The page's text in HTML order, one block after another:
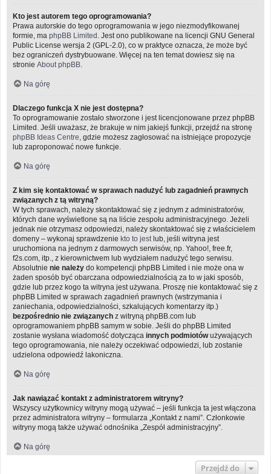
Kto jest autorem tego oprogramowania?
Prawa autorskie do tego oprogramowania w jego niezmodyfikowanej
formie, ma phpBB Limited . Jest ono publikowane na licencji GNU General
Public License wersja 2 (GPL-2.0), co w praktyce oznacza, że może być
bez ograniczeń dystrybuowane. Więcej na ten temat dowiesz się na
stronie About phpBB
Na górę
Dlaczego funkcja X nie jest dostępna?
To oprogramowanie zostało stworzone i jest licencjonowane przez phpBB
Limited. Jeśli uważasz, że brakuje w nim jakiejś funkcji, przejdź na stronę
phpBB Ideas Centre , gdzie możesz zagłosować na istniejące propozycje
lub zaproponować nowe funkcje.
Na górę
Z kim się kontaktować w sprawach nadużyć lub zagadnień prawnych
związanych z tą witryną?
W tych sprawach, należy skontaktować się z jednym z administratorów,
których dane wyświetlone są na liście zespołu administracyjnego. Jeżeli
jednak nie otrzymasz odpowiedzi, należy skontaktować się z właścicielem
domeny – wykonaj sprawdzenie kto to jest lub, jeśli witryna jest
uruchomiona na jednym z darmowych serwisów, np. Yahoo!, free.fr,
f2s.com, itp., z kierownictwem lub wydziałem nadużyć tego serwisu.
Absolutnie nie należy do kompetencji phpBB Limited i nie może ona w
żaden sposób być obarczana odpowiedzialnością za to w jaki sposób,
gdzie lub przez kogo ta witryna jest używana. Proszę nie kontaktować się z
phpBB Limited w sprawach zagadnień prawnych (wstrzymania i
zaniechania, odpowiedzialności, szkalujących komentarzy itp.)
bezpośrednio nie związanych z witryną phpBB.com lub
oprogramowaniem phpBB samym w sobie. Jeśli do phpBB Limited
zostanie wysłana wiadomość dotycząca innych podmiotówużywających
tego oprogramowania, nie należy oczekiwać odpowiedzi, lub zostanie
udzielona odpowiedź lakoniczna.
Na górę
Jak nawiązać kontakt z administratorem witryny?
Wszyscy użytkownicy witryny mogą używać – jeśli funkcja ta jest włączona
przez administratora witryny – formularza „Kontakt z nami”. Członkowie
witryny mogą także używać odnośnika „Zespół administracyjny”.
Na górę
Przejdź do